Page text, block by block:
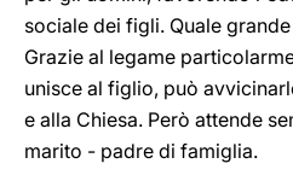
sociale dei figli. Quale
Grazie al legame
unisce al figlio, può
e alla Chiesa. Però attende
marito - padre di famiglia.